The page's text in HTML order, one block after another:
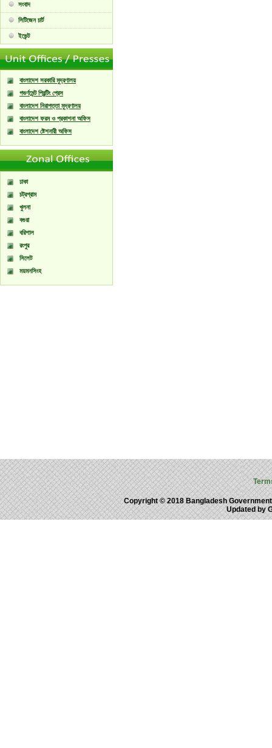
সংবাদ
সিটিজেন চার্ট
ইভেন্ট
বাংলাদেশ সরকারি মুদ্রণালয়
গভর্ণমেন্ট প্রিন্টিং প্রেস
বাংলাদেশ নিরাপত্তা মুদ্রণালয়
বাংলাদেশ ফরম ও প্রকাশনা অফিস
বাংলাদেশ ষ্টেশনারী অফিস
ঢাকা
চট্রগ্রাম
খুলনা
বগুরা
বরিশাল
রংপুর
সিলেট
ময়মনসিংহ
Copyright © 2018 Bangladesh
Updated by